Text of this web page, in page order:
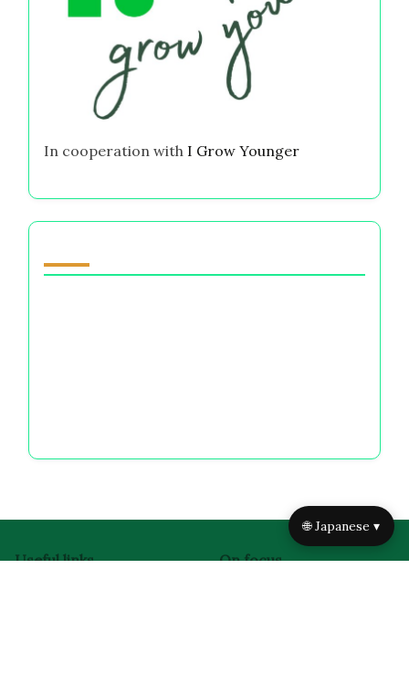
In cooperation with I Grow Younger
Useful links
On focus
🌐 Japanese ▾